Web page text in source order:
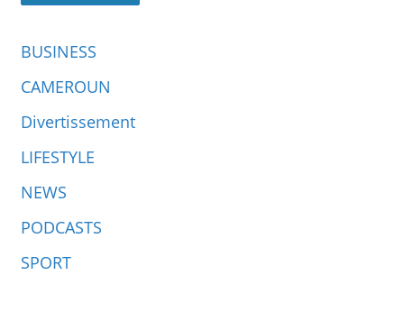
BUSINESS
CAMEROUN
Divertissement
LIFESTYLE
NEWS
PODCASTS
SPORT